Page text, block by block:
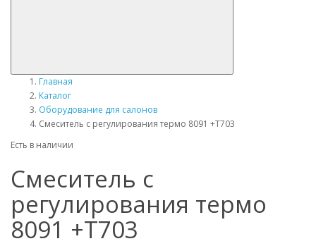
Главная
Каталог
Оборудование для салонов
Смеситель с регулирования термо 8091 +T703
Есть в наличии
Смеситель с
регулирования термо
8091 +T703